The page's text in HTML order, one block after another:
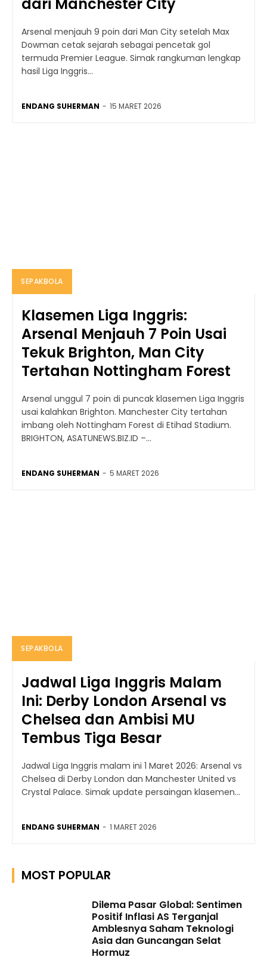
dari Manchester City
Arsenal menjauh 9 poin dari Man City setelah Max
Dowman cetak sejarah sebagai pencetak gol
termuda Premier League. Simak rangkuman lengkap
hasil Liga Inggris...
ENDANG SUHERMAN - 15 MARET 2026
SEPAKBOLA
Klasemen Liga Inggris:
Arsenal Menjauh 7 Poin Usai
Tekuk Brighton, Man City
Tertahan Nottingham Forest
Arsenal unggul 7 poin di puncak klasemen Liga Inggris
usai kalahkan Brighton. Manchester City tertahan
imbang oleh Nottingham Forest di Etihad Stadium.
BRIGHTON, ASATUNEWS.BIZ.ID –...
ENDANG SUHERMAN - 5 MARET 2026
SEPAKBOLA
Jadwal Liga Inggris Malam
Ini: Derby London Arsenal vs
Chelsea dan Ambisi MU
Tembus Tiga Besar
Jadwal Liga Inggris malam ini 1 Maret 2026: Arsenal vs
Chelsea di Derby London dan Manchester United vs
Crystal Palace. Simak update persaingan klasemen...
ENDANG SUHERMAN - 1 MARET 2026
MOST POPULAR
Dilema Pasar Global: Sentimen
Positif Inflasi AS Terganjal
Amblesnya Saham Teknologi
Asia dan Guncangan Selat
Hormuz